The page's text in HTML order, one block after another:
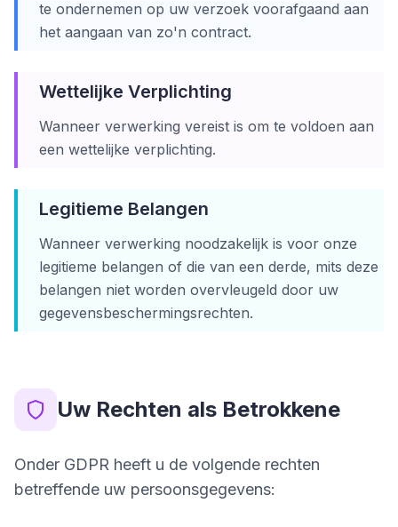
te ondernemen op uw verzoek voorafgaand aan
het aangaan van zo'n contract.
Wettelijke Verplichting
Wanneer verwerking vereist is om te voldoen aan
een wettelijke verplichting.
Legitieme Belangen
Wanneer verwerking noodzakelijk is voor onze
legitieme belangen of die van een derde, mits deze
belangen niet worden overvleugeld door uw
gegevensbeschermingsrechten.
Uw Rechten als Betrokkene
Onder GDPR heeft u de volgende rechten
betreffende uw persoonsgegevens: